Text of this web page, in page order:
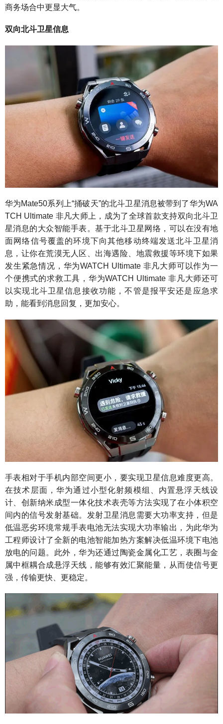
商务场合中更显大气。
双向北斗卫星信息
华为Mate50系列上“捅破天”的北斗卫星消息被带到了华为WA
TCH Ultimate 非凡大师上，成为了全球首款支持双向北斗卫
星消息的大众智能手表。基于北斗卫星网络，可以在没有地
面网络信号覆盖的环境下向其他移动终端发送北斗卫星消
息，让你在荒漠无人区、出海遇险、地震救援等环境下如果
发生紧急情况，华为WATCH Ultimate 非凡大师可以作为一
个便携式的求救工具，华为WATCH Ultimate 非凡大师还可
以实现北斗卫星信息接收功能，不管是报平安还是应急求
助，能看到消息回复，更加安心。
手表相对于手机内部空间更小，要实现卫星信息难度更高。
在技术层面，华为通过小型化射频模组、内置悬浮天线设
计、创新纳米成型一体化技术表壳等方法实现了在小体积空
间内的信号发射基础。发射卫星消息需要大功率支持，但是
低温恶劣环境常规手表电池无法实现大功率输出，为此华为
工程师设计了全新的电池智能加热方案解决低温环境下电池
放电的问题。此外，华为还通过陶瓷金属化工艺，表圈与金
属中框耦合成悬浮天线，能够有效汇聚能量，从而使信号更
强，传输更快、更稳定。